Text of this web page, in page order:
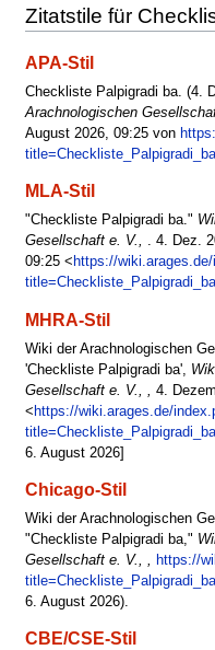
Zitatstile für
APA-Stil
Checkliste Palpigradi ba. (4.
Arachnologischen
August 2026, 09:25 von
MLA-Stil
"Checkliste Palpigradi ba."
Gesellschaft e. V., . 4. Dez.
09:25 < https://
MHRA-Stil
Wiki der Arachnologischen
'Checkliste Palpigradi ba',
Gesellschaft e. V., ,
4.
< https://wiki.arages.de/
6. August 2026]
Chicago-Stil
Wiki der Arachnologischen
"Checkliste Palpigradi ba,"
Gesellschaft e. V., , https://
6. August 2026).
CBE/CSE-Stil